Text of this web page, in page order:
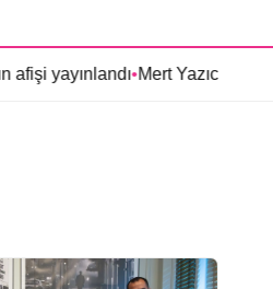
yayınlandı• Mert Yazıcıoğlu’nun